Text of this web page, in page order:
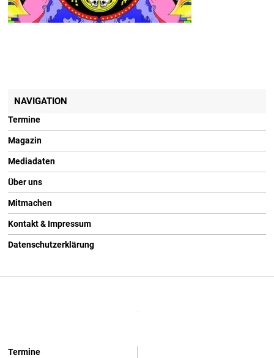
NAVIGATION
Termine
Magazin
Mediadaten
Über uns
Mitmachen
Kontakt & Impressum
Datenschutzerklärung
Termine